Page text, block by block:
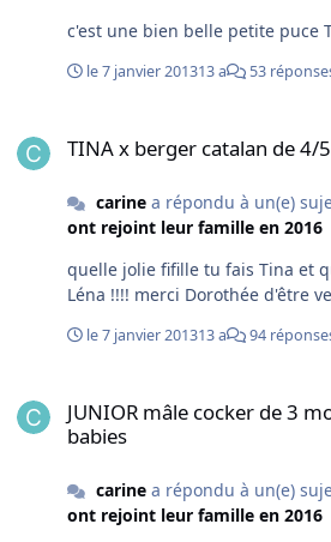
c'est une bien belle petite puce
le 7 janvier 201313 a 53
TINA x berger catalan de 4/
carinea répondu à un(e)
ont rejoint leur famille en 2016
quelle jolie fifille tu fais Tina et
Léna !!!! merci Dorothée
le 7 janvier 201313 a 94
JUNIOR mâle cocker de 3
babies
carinea répondu à un(e)
ont rejoint leur famille en 2016